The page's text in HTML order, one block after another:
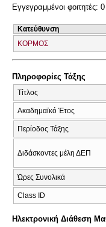
Εγγεγραμμένοι φοιτητές: 0
Κατεύθυνση
ΚΟΡΜΟΣ
Πληροφορίες Τάξης
Τίτλος
Ακαδημαϊκό Έτος
Περίοδος Τάξης
Διδάσκοντες μέλη ΔΕΠ
Ώρες Συνολικά
Class ID
Ηλεκτρονική Διάθεση